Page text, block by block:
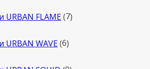
URBAN FLAME 77
URBAN WAVE 66
9